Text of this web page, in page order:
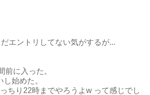
エントリしてない気がするが...
前に入った。
始めた。
ちり22時までやろうよw って感じでし